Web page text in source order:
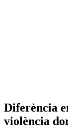
Diferència
violència